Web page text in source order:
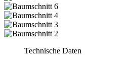
Technische Daten